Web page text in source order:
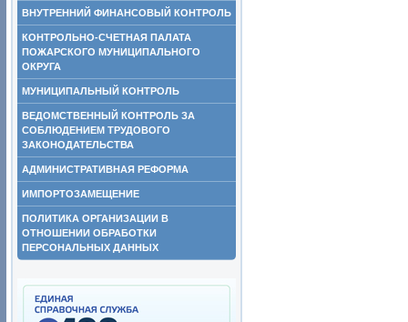
ВНУТРЕННИЙ ФИНАНСОВЫЙ КОНТРОЛЬ
КОНТРОЛЬНО-СЧЕТНАЯ ПАЛАТА
ПОЖАРСКОГО МУНИЦИПАЛЬНОГО
ОКРУГА
МУНИЦИПАЛЬНЫЙ КОНТРОЛЬ
ВЕДОМСТВЕННЫЙ КОНТРОЛЬ ЗА
СОБЛЮДЕНИЕМ ТРУДОВОГО
ЗАКОНОДАТЕЛЬСТВА
АДМИНИСТРАТИВНАЯ РЕФОРМА
ИМПОРТОЗАМЕЩЕНИЕ
ПОЛИТИКА ОРГАНИЗАЦИИ В
ОТНОШЕНИИ ОБРАБОТКИ
ПЕРСОНАЛЬНЫХ ДАННЫХ